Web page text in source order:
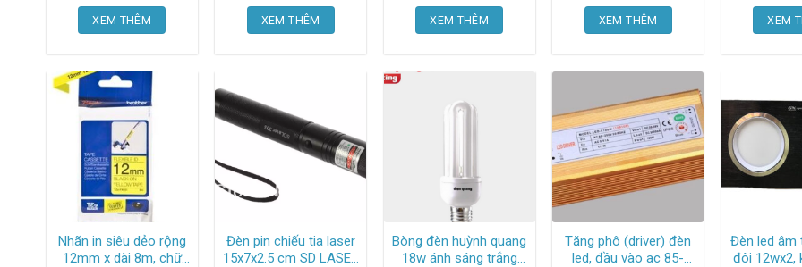
thước ø63 x dài 140 x
rộng 110 x cao 140 R-
XEM THÊM XEM THÊM XEM THÊM XEM THÊM XEM
Nhãn in siêu dẻo rộng
12mm x dài 8m, chữ
Đèn pin chiếu tia laser
15x7x2.5 cm SD LASER
Bòng đèn huỳnh quang
18w ánh sáng trắng
Tăng phô (driver) đèn
led, đầu vào ac 85-
Đèn led âm
đôi 12wx2,